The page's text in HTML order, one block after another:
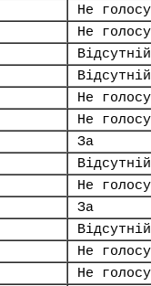
Не
Не
Відсутній
Відсутній
Не
Не
За
Відсутній
Не
За
Відсутній
Не
Не